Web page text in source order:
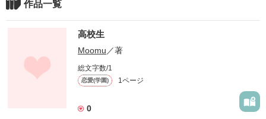
作品一覧
高校生
Moomu ／著
総文字数/1
恋愛(学園) 1ページ
0